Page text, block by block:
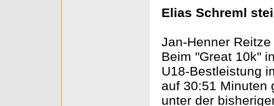
Elias Schreml
Jan-Henner Reitze
Beim "Great 10k"
U18-Bestleistung
auf 30:51 Minuten
unter der